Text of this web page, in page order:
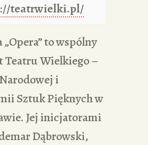
teatrwielki.pl/
„Opera” to wspólny
Teatru Wielkiego –
i
Sztuk Pięknych w
Jej inicjatorami
Dąbrowski,